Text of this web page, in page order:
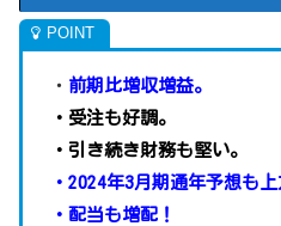
・ 前期比増収増益。
・受注も好調。
・引き続き財務も堅い。
・2024年3月期通年予想も上
・配当も増配！